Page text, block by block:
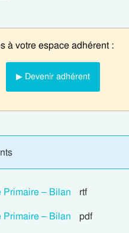
à votre espace adhérent :
▶ Devenir adhérent
Primaire – Bilan
rtf
Primaire – Bilan
pdf